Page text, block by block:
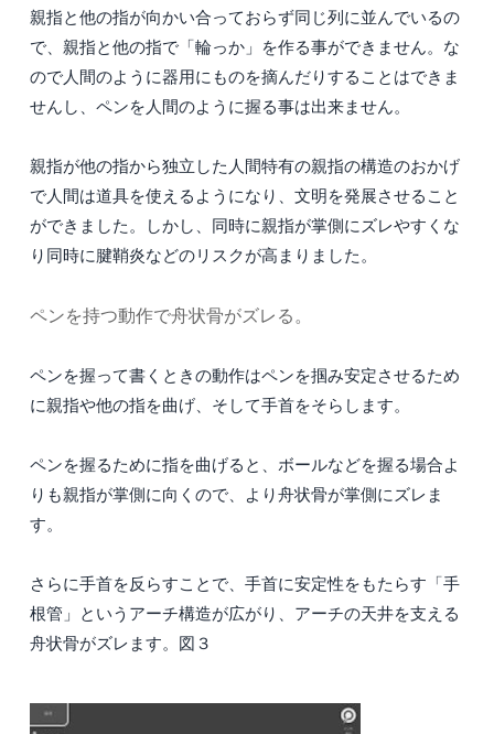
親指と他の指が向かい合っておらず同じ列に並んでいるの
で、親指と他の指で「輪っか」を作る事ができません。な
ので人間のように器用にものを摘んだりすることはできま
せんし、ペンを人間のように握る事は出来ません。
親指が他の指から独立した人間特有の親指の構造のおかげ
で人間は道具を使えるようになり、文明を発展させること
ができました。しかし、同時に親指が掌側にズレやすくな
り同時に腱鞘炎などのリスクが高まりました。
ペンを持つ動作で舟状骨がズレる。
ペンを握って書くときの動作はペンを掴み安定させるため
に親指や他の指を曲げ、そして手首をそらします。
ペンを握るために指を曲げると、ボールなどを握る場合よ
りも親指が掌側に向くので、より舟状骨が掌側にズレま
す。
さらに手首を反らすことで、手首に安定性をもたらす「手
根管」というアーチ構造が広がり、アーチの天井を支える
舟状骨がズレます。図３